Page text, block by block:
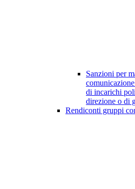
Sanzioni per
di incarichi
direzione o di
Rendiconti gruppi